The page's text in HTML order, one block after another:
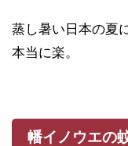
蒸し暑い日本の夏
本当に楽。
幡イノウエの